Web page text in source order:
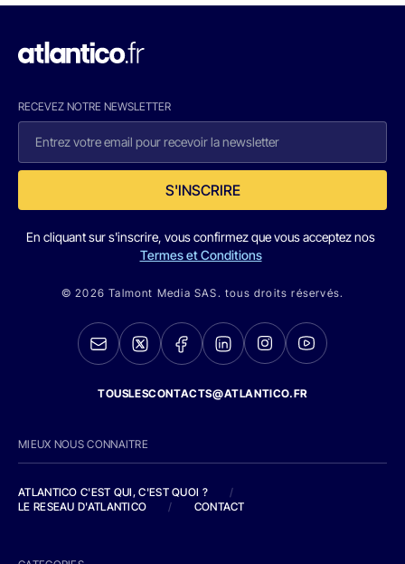
RECEVEZ NOTRE NEWSLETTER
S'INSCRIRE
En cliquant sur s'inscrire, vous confirmez que vous acceptez nos
Termes et Conditions
© 2026 Talmont Media SAS. tous droits réservés.
TOUSLESCONTACTS@ATLANTICO.FR
MIEUX NOUS CONNAITRE
ATLANTICO C'EST QUI, C'EST QUOI ?
/
LE RESEAU D'ATLANTICO
/ CONTACT